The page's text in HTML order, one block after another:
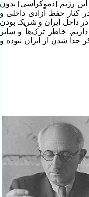
این رژیم [دموکراسی] بدون
کنار حفظ آزادی داخلی و
داخل ایران و شریک بودن
خاطر ترک‌ها و سایر
جدا شدن از ایران نبوده و